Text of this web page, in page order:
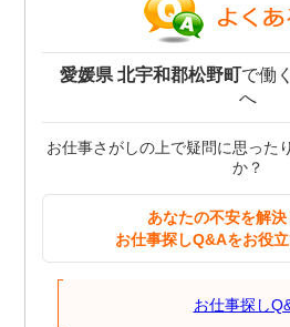
愛媛県 北宇和郡松野町で働
へ
お仕事さがしの上で疑問に思った
か？
あなたの不安を解決
お仕事探しQ&Aをお役立
お仕事探し